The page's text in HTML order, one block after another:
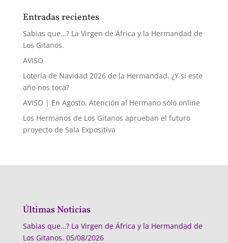
Entradas recientes
Sabias que…? La Virgen de África y la Hermandad de
Los Gitanos.
AVISO
Lotería de Navidad 2026 de la Hermandad, ¿Y si este
año nos toca?
AVISO | En Agosto, Atención al Hermano sólo online
Los Hermanos de Los Gitanos aprueban el futuro
proyecto de Sala Expositiva
Últimas Noticias
Sabias que…? La Virgen de África y la Hermandad de
Los Gitanos. 05/08/2026